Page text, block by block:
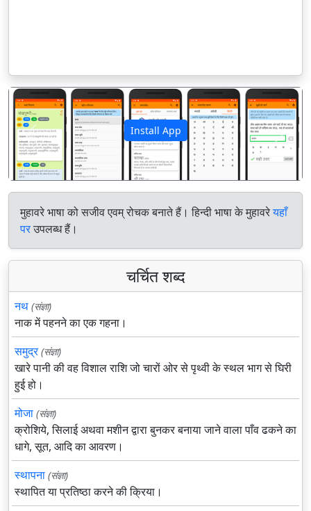
Install App
पिछला अगला
मुहावरे भाषा को सजीव एवम् रोचक बनाते हैं। हिन्दी भाषा के मुहावरेयहाँ
परउपलब्ध हैं।
चर्चित शब्द
नथ (संज्ञा)
नाक में पहनने का एक गहना।
समुद्र (संज्ञा)
खारे पानी की वह विशाल राशि जो चारों ओर से पृथ्वी के स्थल भाग से घिरी
हुई हो।
मोजा (संज्ञा)
क्रोशिये, सिलाई अथवा मशीन द्वारा बुनकर बनाया जाने वाला पाँव ढकने का
धागे, सूत, आदि का आवरण।
स्थापना (संज्ञा)
स्थापित या प्रतिष्ठा करने की क्रिया।